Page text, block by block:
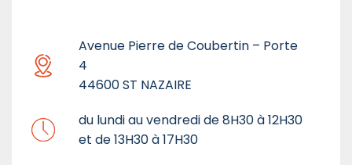
Avenue Pierre de Coubertin – Porte
4
44600 ST NAZAIRE
du lundi au vendredi de 8H30 à 12H30
et de 13H30 à 17H30